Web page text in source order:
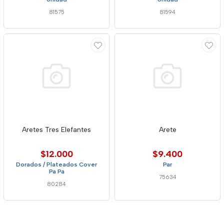
81575 81594
Aretes Tres Elefantes
$12.000
Dorados / Plateados Cover
Pa Pa
80284
Arete
$9.400
Par
75634